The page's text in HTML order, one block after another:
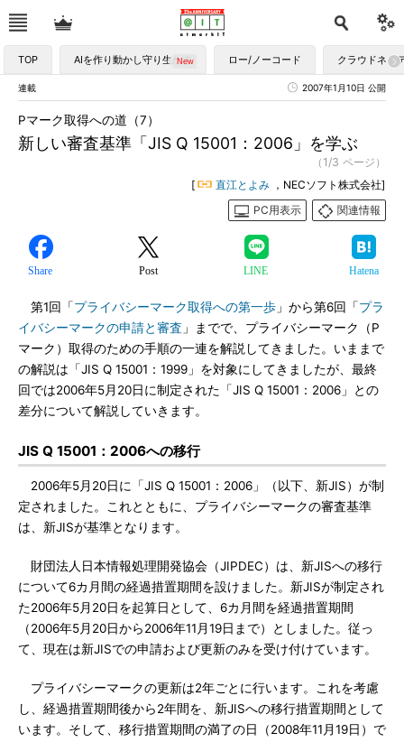
TOP AIを作り動かし守り生かす ロー/ノーコード クラウドネイ
連載 2007年1月10日 公開
新しい審査基準「JIS Q 15001：2006」を学ぶ
Pマーク取得への道（7）
（1/3 ページ）
[
直江とよみ ，NECソフト株式会社]
PC用表示
関連情報
Share Post LINE Hatena
第1回「プライバシーマーク取得への第一歩 」から第6回「プラ
イバシーマークの申請と審査 」までで、プライバシーマーク（P
マーク）取得のための手順の一連を解説してきました。いままで
の解説は「JIS Q 15001：1999」を対象にしてきましたが、最終
回では2006年5月20日に制定された「JIS Q 15001：2006」との
差分について解説していきます。
JIS Q 15001：2006への移行
2006年5月20日に「JIS Q 15001：2006」（以下、新JIS）が制
定されました。これとともに、プライバシーマークの審査基準
は、新JISが基準となります。
財団法人日本情報処理開発協会（JIPDEC）は、新JISへの移行
について6カ月間の経過措置期間を設けました。新JISが制定され
た2006年5月20日を起算日として、6カ月間を経過措置期間
（2006年5月20日から2006年11月19日まで）としました。従っ
て、現在は新JISでの申請および更新のみを受け付けています。
プライバシーマークの更新は2年ごとに行います。これを考慮
し、経過措置期間後から2年間を、新JISへの移行措置期間として
います。そして、移行措置期間の満了の日（2008年11月19日）で